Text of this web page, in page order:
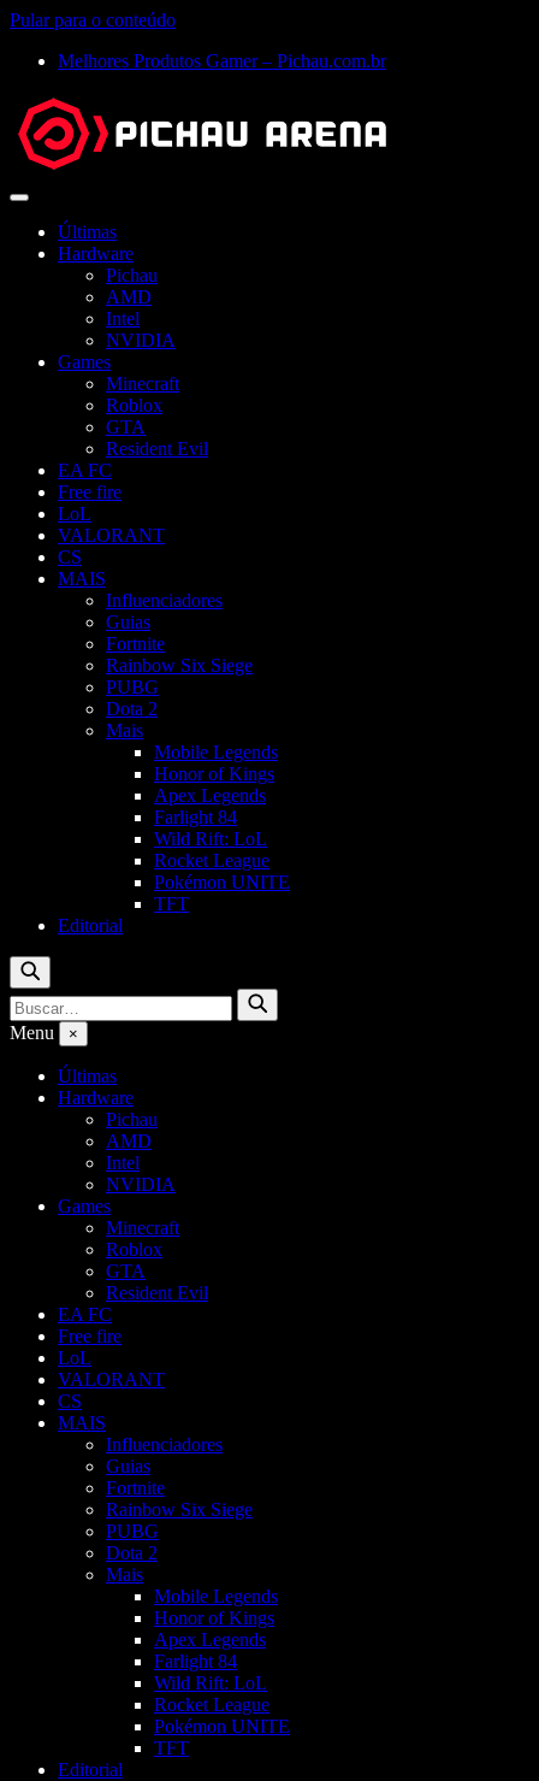
Pular para o conteúdo
Melhores Produtos Gamer – Pichau.com.br
Abrir
Últimas
Hardware
Pichau
AMD
Intel
NVIDIA
Games
Minecraft
Roblox
GTA
Resident Evil
EA FC
Free fire
LoL
VALORANT
CS
MAIS
Influenciadores
Guias
Fortnite
Rainbow Six Siege
PUBG
Dota 2
Mais
Mobile Legends
Honor of Kings
Apex Legends
Farlight 84
Wild Rift: LoL
Rocket League
Pokémon UNITE
TFT
Editorial
Buscar
Buscar
por:
Buscar
Menu ×
Últimas
Hardware
Pichau
AMD
Intel
NVIDIA
Games
Minecraft
Roblox
GTA
Resident Evil
EA FC
Free fire
LoL
VALORANT
CS
MAIS
Influenciadores
Guias
Fortnite
Rainbow Six Siege
PUBG
Dota 2
Mais
Mobile Legends
Honor of Kings
Apex Legends
Farlight 84
Wild Rift: LoL
Rocket League
Pokémon UNITE
TFT
Editorial